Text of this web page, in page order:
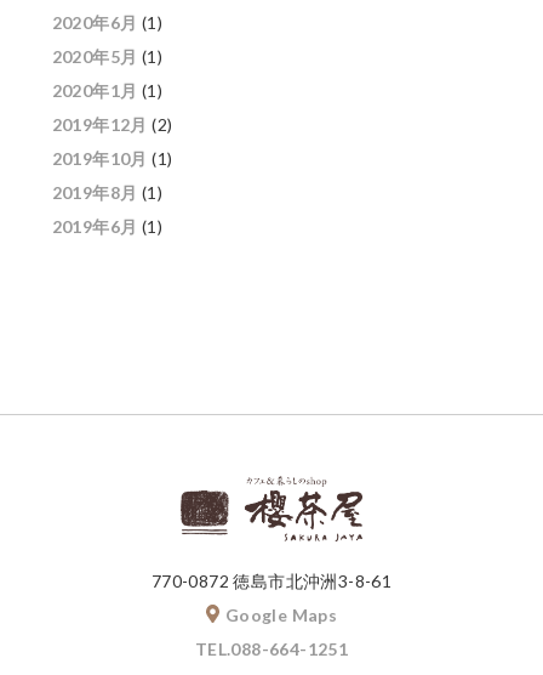
2020年6月 (1)
2020年5月 (1)
2020年1月 (1)
2019年12月 (2)
2019年10月 (1)
2019年8月 (1)
2019年6月 (1)
770-0872 徳島市北沖洲3-8-61
Google Maps
TEL.088-664-1251